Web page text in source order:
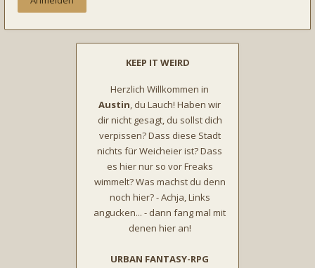
KEEP IT WEIRD
Herzlich Willkommen in
Austin, du Lauch! Haben wir
dir nicht gesagt, du sollst dich
verpissen? Dass diese Stadt
nichts für Weicheier ist? Dass
es hier nur so vor Freaks
wimmelt? Was machst du denn
noch hier? - Achja, Links
angucken... - dann fang mal mit
denen hier an!
URBAN FANTASY-RPG